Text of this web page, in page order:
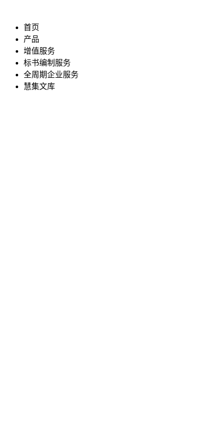
首页
产品
增值服务
标书编制服务
全周期企业服务
慧集文库